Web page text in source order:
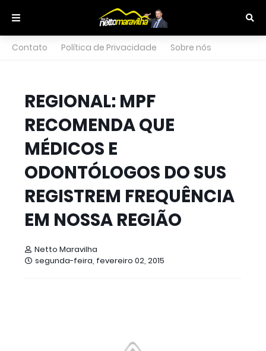
Contato Política de Privacidade Sobre nós
REGIONAL: MPF
RECOMENDA QUE
MÉDICOS E
ODONTÓLOGOS DO SUS
REGISTREM FREQUÊNCIA
EM NOSSA REGIÃO
Netto Maravilha
segunda-feira, fevereiro 02, 2015